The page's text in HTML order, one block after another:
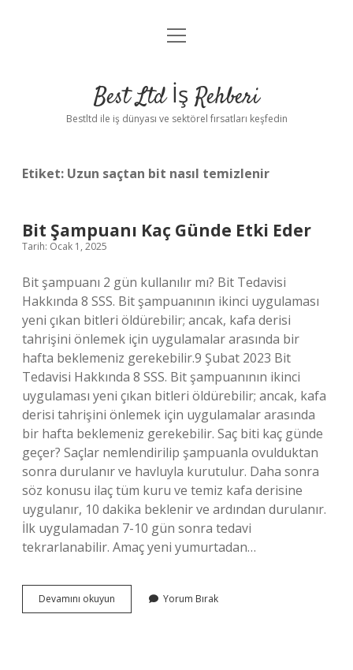
Anasayfa
Yasal Uyarı
menüyü
Best Ltd İş Rehberi
Bestltd ile iş dünyası ve sektörel fırsatları keşfedin
Etiket: Uzun saçtan bit nasıl temizlenir
Bit Şampuanı Kaç Günde Etki Eder
Tarih: Ocak 1, 2025
Bit şampuanı 2 gün kullanılır mı? Bit Tedavisi
Hakkında 8 SSS. Bit şampuanının ikinci uygulaması
yeni çıkan bitleri öldürebilir; ancak, kafa derisi
tahrişini önlemek için uygulamalar arasında bir
hafta beklemeniz gerekebilir.9 Şubat 2023 Bit
Tedavisi Hakkında 8 SSS. Bit şampuanının ikinci
uygulaması yeni çıkan bitleri öldürebilir; ancak, kafa
derisi tahrişini önlemek için uygulamalar arasında
bir hafta beklemeniz gerekebilir. Saç biti kaç günde
geçer? Saçlar nemlendirilip şampuanla ovulduktan
sonra durulanır ve havluyla kurutulur. Daha sonra
söz konusu ilaç tüm kuru ve temiz kafa derisine
uygulanır, 10 dakika beklenir ve ardından durulanır.
İlk uygulamadan 7-10 gün sonra tedavi
tekrarlanabilir. Amaç yeni yumurtadan…
Devamını okuyun
Şampuanı
Yorum Bırak